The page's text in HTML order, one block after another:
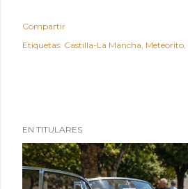
Compartir
Etiquetas: Castilla-La Mancha Meteorito
EN TITULARES